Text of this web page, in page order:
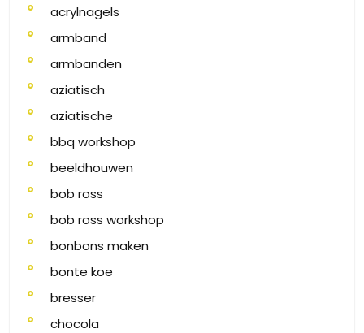
acrylnagels
armband
armbanden
aziatisch
aziatische
bbq workshop
beeldhouwen
bob ross
bob ross workshop
bonbons maken
bonte koe
bresser
chocola